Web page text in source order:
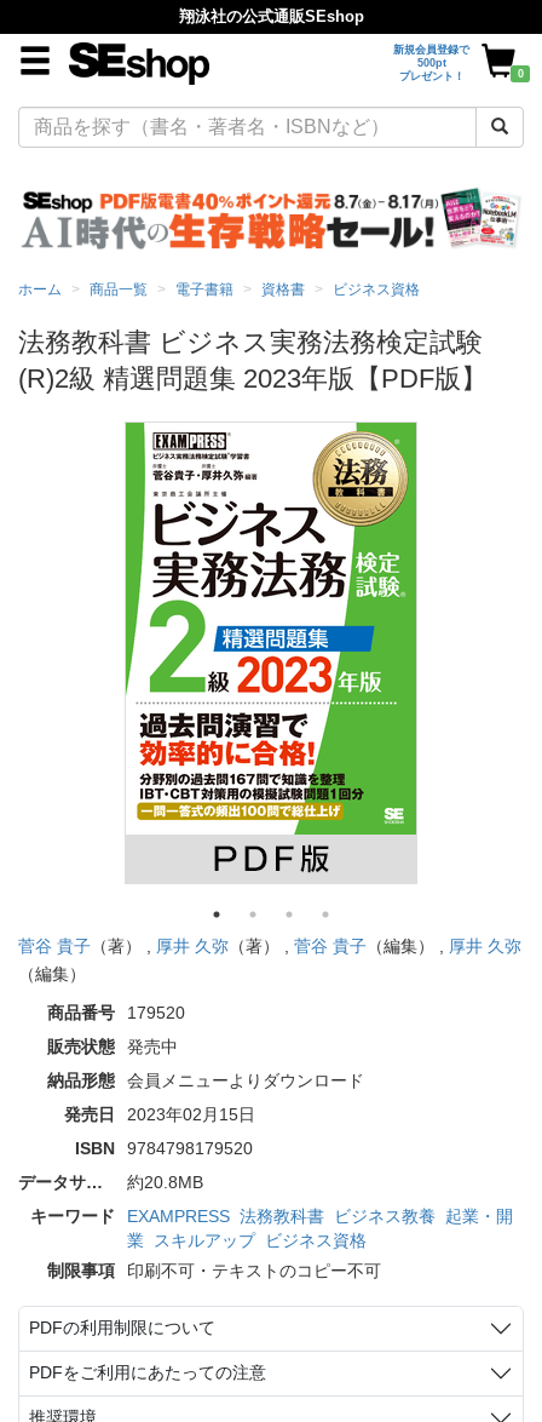
翔泳社の公式通販SEshop
新規会員登録で
500pt
プレゼント！
0
ホーム 商品一覧 電子書籍 資格書 ビジネス資格
法務教科書 ビジネス実務法務検定試験
(R)2級 精選問題集 2023年版【PDF版】
菅谷 貴子 （著） , 厚井 久弥 （著） , 菅谷 貴子 （編集） ,
厚井 久弥
（編集）
商品番号
179520
販売状態
発売中
納品形態
会員メニューよりダウンロード
発売日
2023年02月15日
ISBN
9784798179520
データサイズ
約20.8MB
キーワード
EXAMPRESS 法務教科書 ビジネス教養
起業・開
業
スキルアップ
ビジネス資格
制限事項
印刷不可・テキストのコピー不可
PDFの利用制限について
PDFをご利用にあたっての注意
推奨環境